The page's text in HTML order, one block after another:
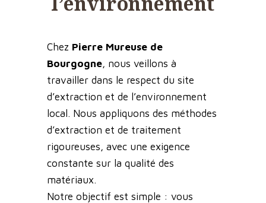
Chez Pierre Mureuse de
Bourgogne, nous veillons à
travailler dans le respect du site
d’extraction et de l’environnement
local. Nous appliquons des méthodes
d’extraction et de traitement
rigoureuses, avec une exigence
constante sur la qualité des
matériaux.
Notre objectif est simple : vous